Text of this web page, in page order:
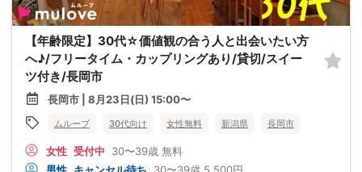
【年齢限定】30代☆価値観の合う人と出会いたい方
へ♪/フリータイム・カップリングあり/貸切/スイー
ツ付き/長岡市
長岡市 | 8月23日(日) 15:00〜
ムルーブ 30代向け 女性無料 新潟県 長岡市
女性 受付中 30〜39歳 無料
男性 キャンセル待ち 30〜39歳 5,500円